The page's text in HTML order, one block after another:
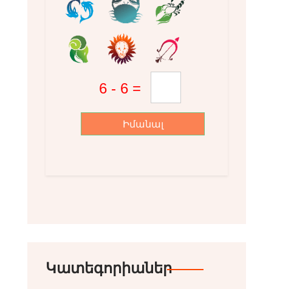
Իմանալ
Կատեգորիաներ